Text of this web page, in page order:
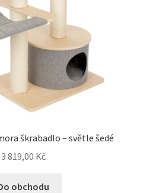
škrabadlo – světle šedé
3 819,00 Kč
obchodu